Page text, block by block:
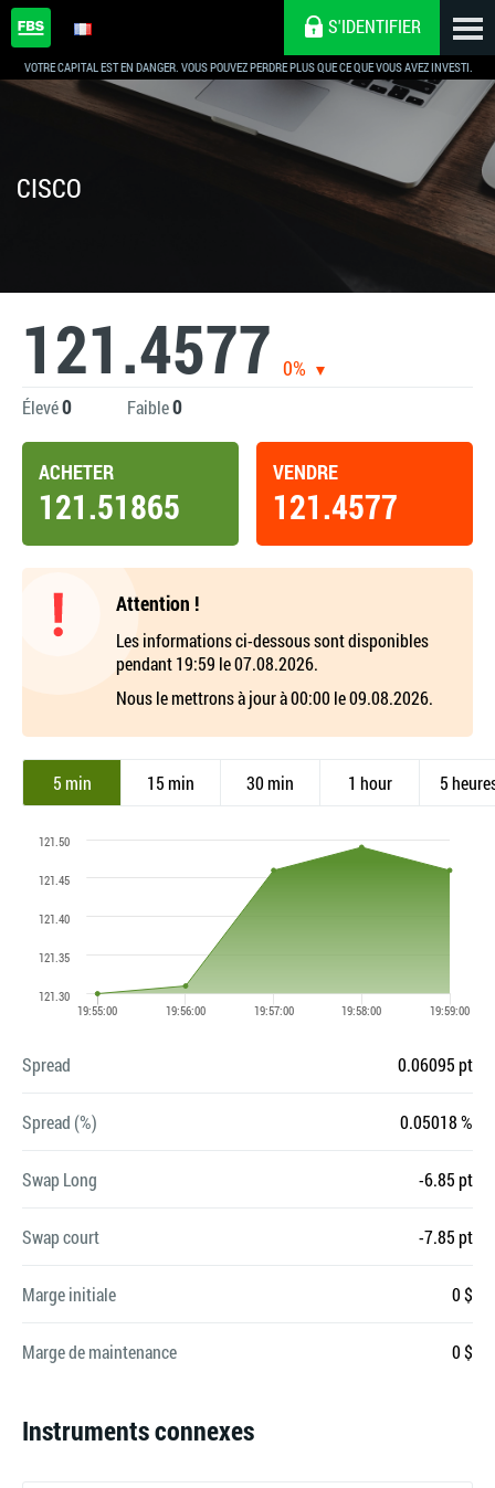
VOTRE CAPITAL EST EN DANGER. VOUS POUVEZ PERDRE PLUS QUE CE QUE VOUS AVEZ INVESTI.
S'IDENTIFIER
CISCO
121.4577 0%
Élevé0 Faible0
ACHETER
121.51865
VENDRE
121.4577
Attention !
Les informations ci-dessous sont disponibles
pendant 19:59 le 07.08.2026.
Nous le mettrons à jour à 00:00 le 09.08.2026.
5 min 15 min 30 min 1 hour 5
Spread 0.06095 pt
Spread (%) 0.05018 %
Swap Long -6.85 pt
Swap court -7.85 pt
Marge initiale 0 $
Marge de maintenance 0 $
Instruments connexes